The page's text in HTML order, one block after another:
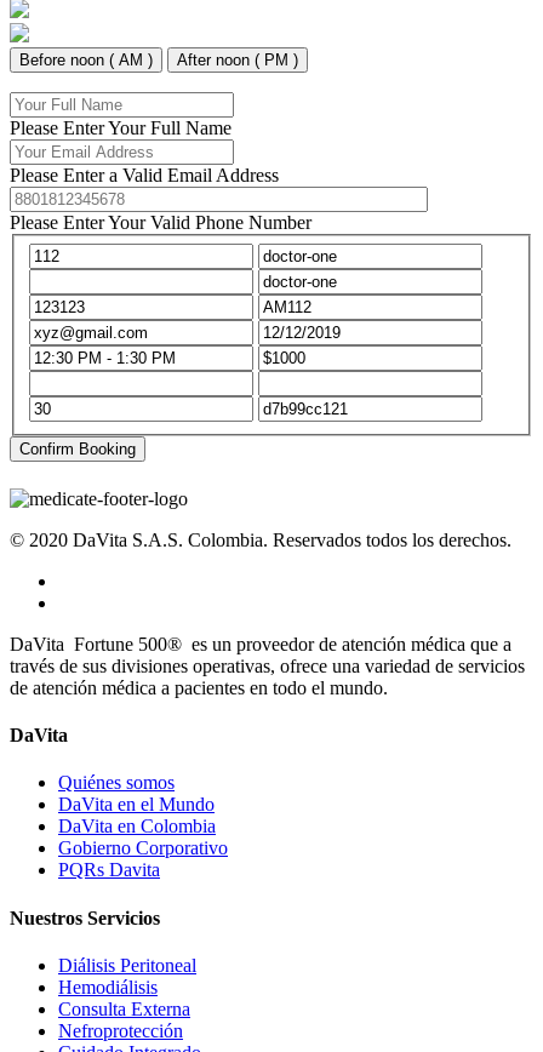
Before noon ( AM ) After noon ( PM )
Please Enter Your Full Name
Please Enter a Valid Email Address
Please Enter Your Valid Phone Number
Confirm Booking
© 2020 DaVita S.A.S. Colombia. Reservados todos los derechos.
DaVita Fortune 500® es un proveedor de atención médica que a
través de sus divisiones operativas, ofrece una variedad de servicios
de atención médica a pacientes en todo el mundo.
DaVita
Quiénes somos
DaVita en el Mundo
DaVita en Colombia
Gobierno Corporativo
PQRs Davita
Nuestros Servicios
Diálisis Peritoneal
Hemodiálisis
Consulta Externa
Nefroprotección